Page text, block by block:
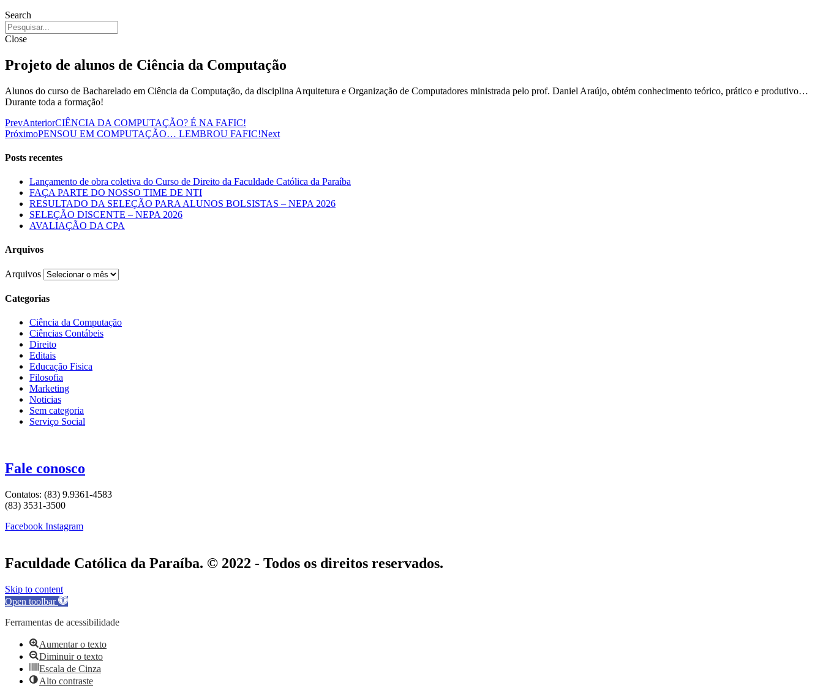
Search
Close
Projeto de alunos de Ciência da Computação
Alunos do curso de Bacharelado em Ciência da Computação, da disciplina Arquitetura e Organização de Computadores ministrada pelo prof. Daniel Araújo, obtém conhecimento teórico, prático e produtivo…
Durante toda a formação!
PrevAnteriorCIÊNCIA DA COMPUTAÇÃO? É NA FAFIC!
PróximoPENSOU EM COMPUTAÇÃO… LEMBROU FAFIC!Next
Posts recentes
Lançamento de obra coletiva do Curso de Direito da Faculdade Católica da Paraíba
FAÇA PARTE DO NOSSO TIME DE NTI
RESULTADO DA SELEÇÃO PARA ALUNOS BOLSISTAS – NEPA 2026
SELEÇÃO DISCENTE – NEPA 2026
AVALIAÇÃO DA CPA
Arquivos
Arquivos
Categorias
Ciência da Computação
Ciências Contábeis
Direito
Editais
Educação Fisica
Filosofia
Marketing
Noticias
Sem categoria
Serviço Social
Fale conosco
Contatos: (83) 9.9361-4583
(83) 3531-3500
Facebook Instagram
Faculdade Católica da Paraíba. © 2022 - Todos os direitos reservados.
Skip to content
Open toolbar
Ferramentas de acessibilidade
Aumentar o texto
Diminuir o texto
Escala de Cinza
Alto contraste